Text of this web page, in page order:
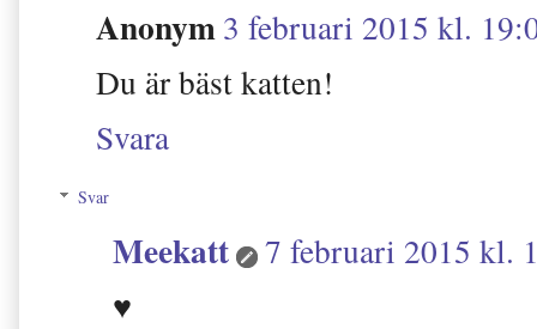
Anonym3 februari 2015 kl.
Du är bäst katten!
Svara
Svar
Meekatt
7 februari 2015 kl.
♥